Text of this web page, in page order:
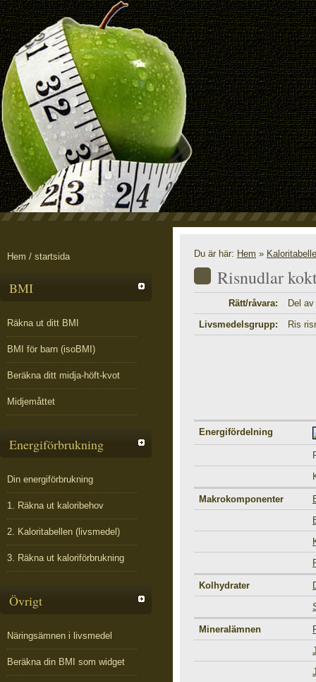
Hem / startsida
BMI
Räkna ut ditt BMI
BMI för barn (isoBMI)
Beräkna ditt midja-höft-kvot
Midjemåttet
Energiförbrukning
Din energiförbrukning
1. Räkna ut kaloribehov
2. Kaloritabellen (livsmedel)
3. Räkna ut kaloriförbrukning
Övrigt
Näringsämnen i livsmedel
Beräkna din BMI som widget
Du är här: Hem »
Risnudlar
Rätt/råvara:
Del
Livsmedelsgrupp:
Ris
Energifördelning
Makrokomponenter
Kolhydrater
Mineralämnen